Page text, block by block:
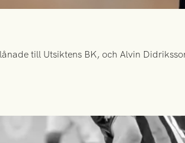
till Utsiktens BK, och Alvin